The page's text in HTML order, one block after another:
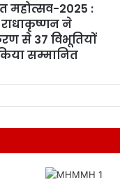
महोत्सव-2025 :
राधाकृष्णन ने
से 37 विभूतियों
सम्मानित